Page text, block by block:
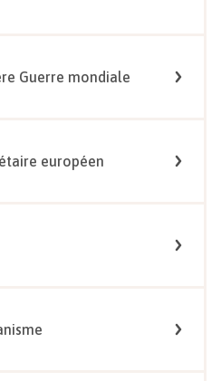
Guerre mondiale
européen